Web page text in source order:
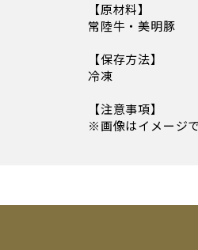
【原材料】
常陸牛・美明豚
【保存方法】
冷凍
【注意事項】
※画像はイメージ